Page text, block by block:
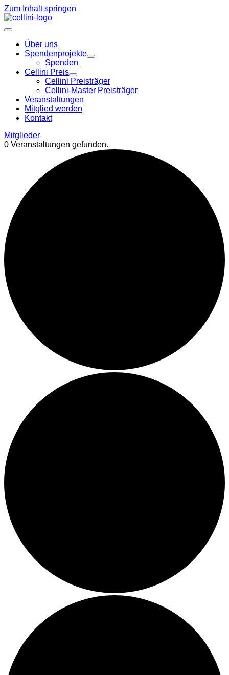
Zum Inhalt springen
Über uns
Spendenprojekte
Spenden
Cellini Preis
Cellini Preisträger
Cellini-Master Preisträger
Veranstaltungen
Mitglied werden
Kontakt
Mitglieder
0 Veranstaltungen gefunden.